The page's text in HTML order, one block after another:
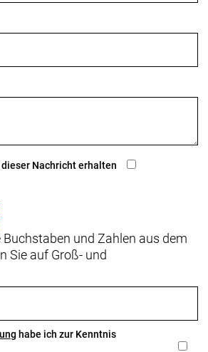
Nachricht erhalten
Buchstaben und Zahlen aus dem
Sie auf Groß- und
habe ich zur Kenntnis